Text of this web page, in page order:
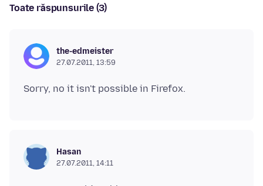
Toate răspunsurile (3)
the-edmeister
27.07.2011, 13:59
Hasan
27.07.2011, 14:11